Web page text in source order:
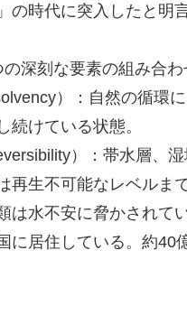
の時代に突入したと明
深刻な要素の組み合わ
）：自然の循環
続けている状態。
）：帯水層、
再生不可能なレベルま
は水不安に脅かされて
に居住している。約40